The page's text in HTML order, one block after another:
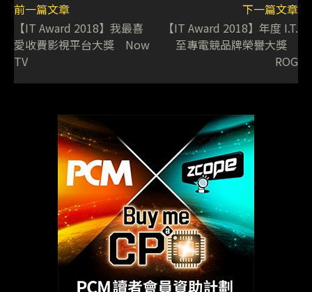
前一篇文章
【IT Award 2018】我最喜
愛收費影視平台大獎 Now
TV
下一篇文章
【IT Award 2018】年度 I.T.
至專電競品牌榮譽大獎
ROG